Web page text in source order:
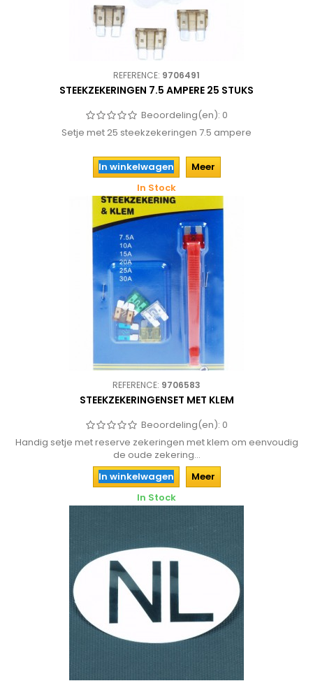
REFERENCE: 9706491
STEEKZEKERINGEN 7.5 AMPERE 25 STUKS
Beoordeling(en): 0
Setje met 25 steekzekeringen 7.5 ampere
In winkelwagen
Meer
In Stock
REFERENCE: 9706583
STEEKZEKERINGENSET MET KLEM
Beoordeling(en): 0
Handig setje met reserve zekeringen met klem om eenvoudig
de oude zekering...
In winkelwagen
Meer
In Stock